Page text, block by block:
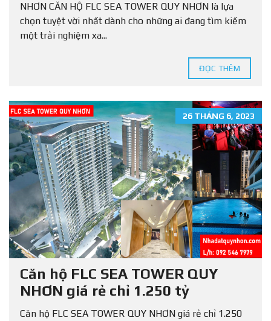
NHƠN CĂN HỘ FLC SEA TOWER QUY NHƠN là lựa
chọn tuyệt vời nhất dành cho những ai đang tìm kiếm
một trải nghiệm xa...
ĐỌC THÊM
26 THÁNG 6, 2023
Căn hộ FLC SEA TOWER QUY
NHƠN giá rẻ chỉ 1.250 tỷ
Căn hộ FLC SEA TOWER QUY NHƠN giá rẻ chỉ 1.250